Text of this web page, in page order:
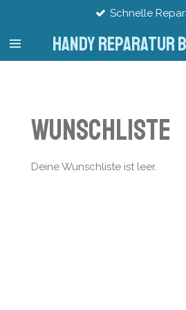
springen
Handy
Schnelle Reparatur
Wunschliste
Deine Wunschliste ist leer.